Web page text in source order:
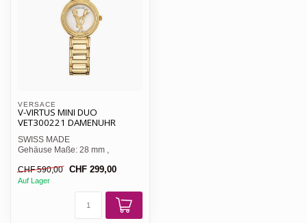
VERSACE
V-VIRTUS MINI DUO
VET300221 DAMENUHR
SWISS MADE
Gehäuse Maße: 28 mm ,
Saphirglas
CHF 590,00 CHF 299,00
Auf Lager